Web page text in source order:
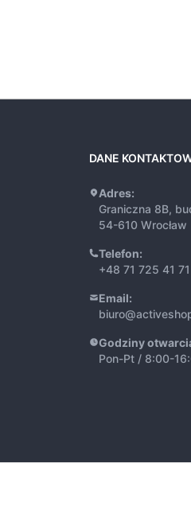
DANE
Adres:
Graniczna 8B,
54-610 Wrocław
Telefon:
+48 71 725 41 71
Email:
Godziny
Pon-Pt / 8:00-